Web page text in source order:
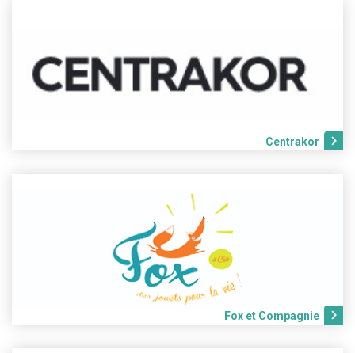
Centrakor
Fox et Compagnie